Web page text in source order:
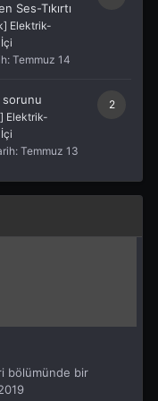
Ses-Tıkırtı
Elektrik-
Temmuz 14
2
sorunu
Elektrik-
Temmuz 13
bölümünde bir